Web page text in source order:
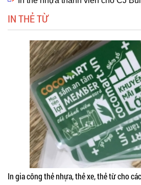
IN THẺ TỪ
In gia công thẻ nhựa, thẻ xe, thẻ từ cho